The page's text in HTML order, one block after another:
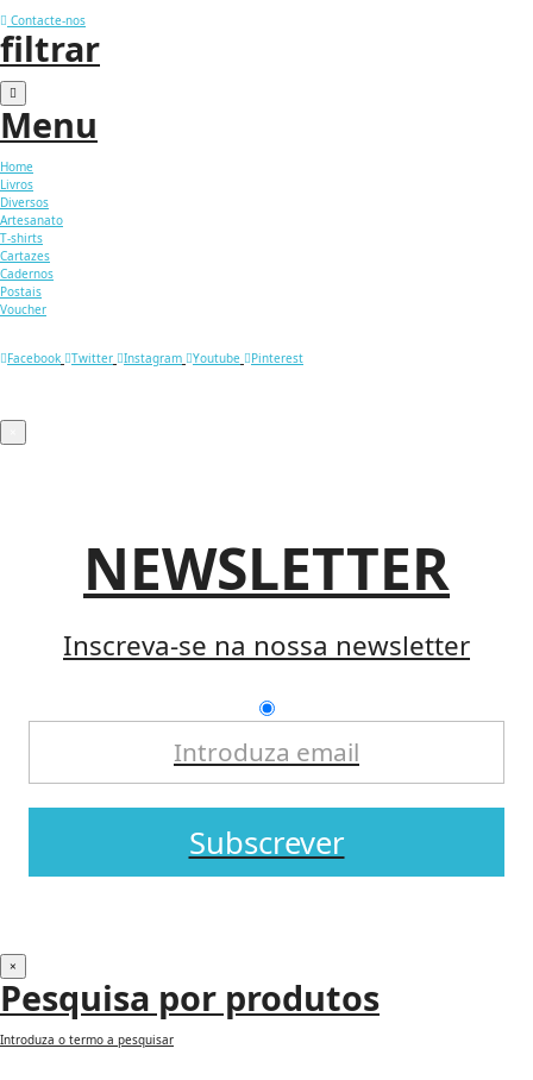
Contacte-nos
filtrar
Menu
Home
Livros
Diversos
Artesanato
T-shirts
Cartazes
Cadernos
Postais
Voucher
Facebook Twitter Instagram Youtube Pinterest
NEWSLETTER
Inscreva-se na nossa newsletter
Subscrever
×
Pesquisa por produtos
Introduza o termo a pesquisar